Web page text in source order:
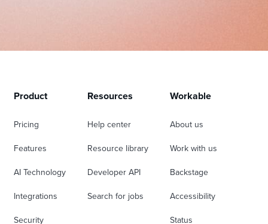
Product
Pricing
Features
AI Technology
Integrations
Security
Resources
Help center
Resource library
Developer API
Search for jobs
Workable
About us
Work with us
Backstage
Accessibility
Status